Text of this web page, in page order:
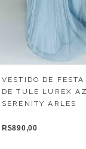
VESTIDO DE FESTA
DE TULE LUREX
SERENITY ARLES
R$890,00